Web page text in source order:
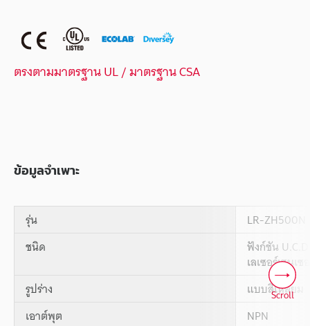
ตรงตามมาตรฐาน UL / มาตรฐาน CSA
ข้อมูลจำเพาะ
รุ่น
LR-ZH500N
ชนิด
ฟังก์ชัน U.C.D.
เลเซอร์เซนเ
รูปร่าง
แบบสี่เหลี่ยม
เอาต์พุต
NPN
Scroll